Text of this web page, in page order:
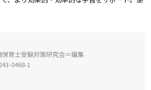
保育士受験対策研究会＝編集
0468-1